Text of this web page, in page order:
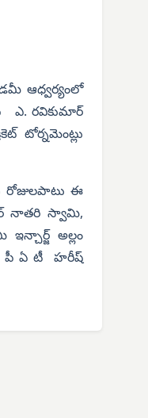
ఆధ్వర్యంలో
ఎ. రవికుమార్
టోర్నమెంట్లు
రోజులపాటు ఈ
నాతరి స్వామి,
ఇన్చార్జ్ అల్లం
పీ ఏ టీ హరీష్